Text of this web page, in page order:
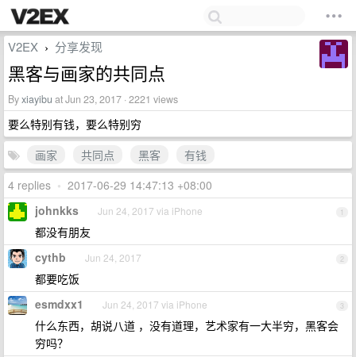
V2EX › 分享发现
黑客与画家的共同点
Byxiayibu at Jun 23, 2017 · 2221 views
要么特别有钱，要么特别穷
画家
共同点 黑客
有钱
4 replies • 2017-06-29 14:47:13 +08:00
1
johnkks Jun 24, 2017 via iPhone
都没有朋友
2
cythb Jun 24, 2017
都要吃饭
3
esmdxx1 Jun 24, 2017 via iPhone
什么东西，胡说八道 ，没有道理，艺术家有一大半穷，黑客会
穷吗？